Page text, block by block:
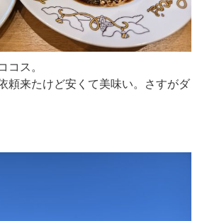
コス。
頼来たけど安くて美味い。さすがダ